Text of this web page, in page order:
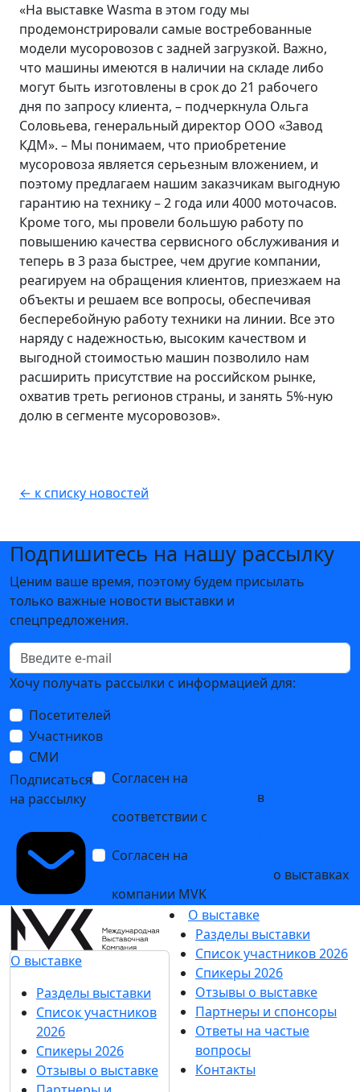
«На выставке Wasma в этом году мы
продемонстрировали самые востребованные
модели мусоровозов с задней загрузкой. Важно,
что машины имеются в наличии на складе либо
могут быть изготовлены в срок до 21 рабочего
дня по запросу клиента, – подчеркнула Ольга
Соловьева, генеральный директор ООО «Завод
КДМ». – Мы понимаем, что приобретение
мусоровоза является серьезным вложением, и
поэтому предлагаем нашим заказчикам выгодную
гарантию на технику – 2 года или 4000 моточасов.
Кроме того, мы провели большую работу по
повышению качества сервисного обслуживания и
теперь в 3 раза быстрее, чем другие компании,
реагируем на обращения клиентов, приезжаем на
объекты и решаем все вопросы, обеспечивая
бесперебойную работу техники на линии. Все это
наряду с надежностью, высоким качеством и
выгодной стоимостью машин позволило нам
расширить присутствие на российском рынке,
охватив треть регионов страны, и занять 5%-ную
долю в сегменте мусоровозов».
← к списку новостей
Подпишитесь на нашу рассылку
Ценим ваше время, поэтому будем присылать
только важные новости выставки и
спецпредложения.
Хочу получать рассылки с информацией для:
Посетителей
Участников
СМИ
Подписаться
на рассылку
Согласен на
в
соответствии с
Согласен на
о выставках
компании MVK
О выставке
Разделы выставки
Список участников
2026
Спикеры 2026
Отзывы о выставке
О выставке
Разделы выставки
Список участников 2026
Спикеры 2026
Отзывы о выставке
Партнеры и спонсоры
Ответы на частые
вопросы
Контакты